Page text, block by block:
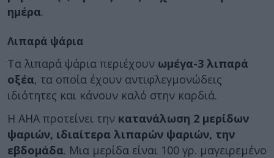
ημέρα.
Λιπαρά ψάρια
Τα λιπαρά ψάρια περιέχουν ωμέγα-3 λιπαρά
οξέα, τα οποία έχουν αντιφλεγμονώδεις
ιδιότητες και κάνουν καλό στην καρδιά.
Η AHA προτείνει την κατανάλωση 2 μερίδων
ψαριών, ιδιαίτερα λιπαρών ψαριών, την
εβδομάδα. Μια μερίδα είναι 100 γρ. μαγειρεμένο